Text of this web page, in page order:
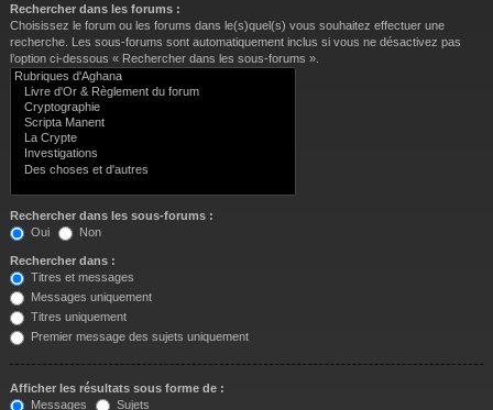
Rechercher dans les forums :
Choisissez le forum ou les forums dans le(s)quel(s) vous souhaitez effectuer une
recherche. Les sous-forums sont automatiquement inclus si vous ne désactivez pas
l’option ci-dessous « Rechercher dans les sous-forums ».
Rechercher dans les sous-forums :
Oui
Non
Rechercher dans :
Titres et messages
Messages uniquement
Titres uniquement
Premier message des sujets uniquement
Afficher les résultats sous forme de :
Messages
Sujets